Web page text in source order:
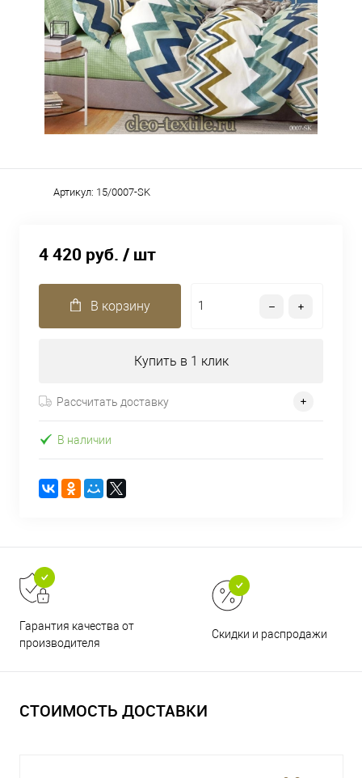
Артикул: 15/0007-SK
4 420 руб. / шт
В корзину
Купить в 1 клик
Рассчитать доставку
В наличии
Гарантия качества от
производителя
Скидки и распродажи
СТОИМОСТЬ ДОСТАВКИ